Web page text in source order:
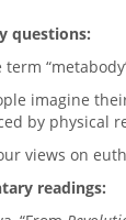
questions:
term
imagine
by physical
views on
readings: